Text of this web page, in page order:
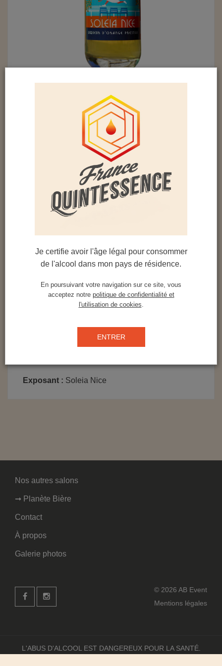
SOLEIA NICE ORANGE PRESTIGE
Élaborée à partir d’oranges biologiques cultivées
à Menton et Vallauris, sous la maison de Picasso.
Les ingrédients se limitent aux oranges, sucre
de fraîcheur à la dégustation. L’utilisation des
zestes et du jus de l’orange révèle des nuances
acidulées avec moins d’amertume. La différence
de parfum se tient dans la méthode de fabrication.
Elle titre à 40% et se déguste en digestif ou en
Exposant : Soleia Nice
Nos autres salons
➞ Planète Bière
Contact
À propos
Galerie photos
© 2026 AB Event
Mentions légales
L'ABUS D'ALCOOL EST DANGEREUX POUR LA SANTÉ.
Je certifie avoir l'âge légal pour consommer
de l'alcool dans mon pays de résidence.
En poursuivant votre navigation sur ce site, vous
acceptez notre politique de confidentialité et
l'utilisation de cookies.
ENTRER